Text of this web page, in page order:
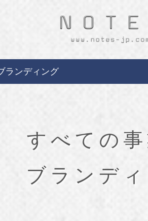
ランディング
すべての事
ブランデ